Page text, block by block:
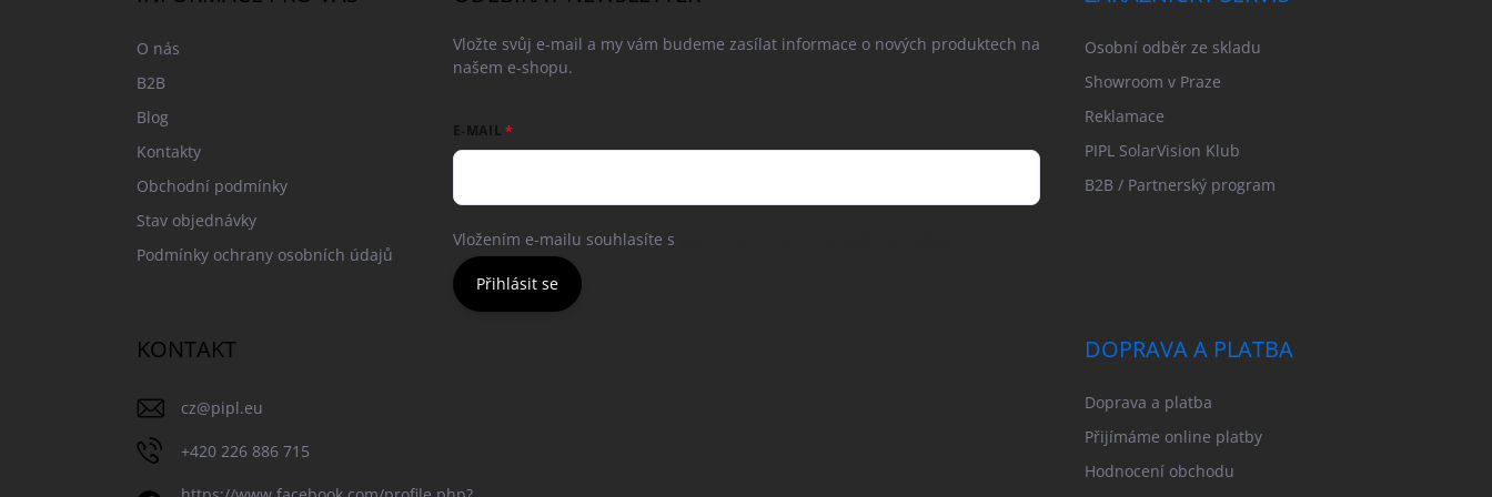
O nás
B2B
Blog
Kontakty
Obchodní podmínky
Stav objednávky
Podmínky ochrany osobních údajů
Vložte svůj e-mail a my vám budeme zasílat informace o nových produktech na
našem e-shopu.
E-MAIL
Vložením e-mailu souhlasíte s
Přihlásit se
Osobní odběr ze skladu
Showroom v Praze
Reklamace
PIPL SolarVision Klub
B2B / Partnerský program
KONTAKT
cz@pipl.eu
+420 226 886 715
DOPRAVA A PLATBA
Doprava a platba
Přijímáme online platby
Hodnocení obchodu